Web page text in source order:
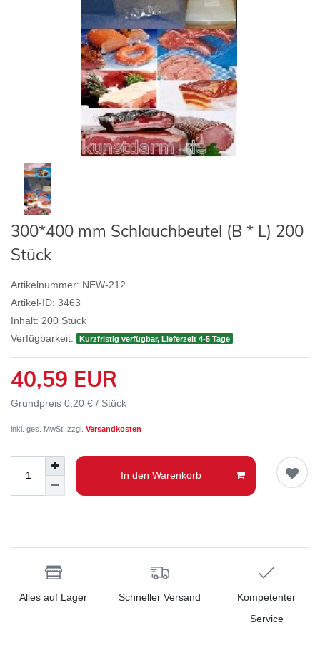
300*400 mm Schlauchbeutel (B * L) 200
Stück
Artikelnummer: NEW-212
Artikel-ID: 3463
Inhalt: 200 Stück
Verfügbarkeit:
Kurzfristig verfügbar, Lieferzeit 4-5 Tage
40,59 EUR
Grundpreis 0,20 € / Stück
inkl. ges. MwSt. zzgl. Versandkosten
In den Warenkorb
Alles auf Lager Schneller Versand
Kompetenter
Service